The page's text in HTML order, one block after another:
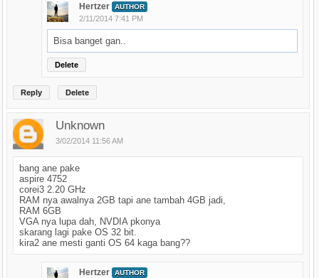
Hertzer AUTHOR
2/11/2014 7:41 PM
Bisa banget gan..
Delete
Reply Delete
Unknown
3/02/2014 11:56 AM
bang ane pake
aspire 4752
corei3 2.20 GHz
RAM nya awalnya 2GB tapi ane tambah 4GB jadi,
RAM 6GB
VGA nya lupa dah, NVDIA pkonya
skarang lagi pake OS 32 bit.
kira2 ane mesti ganti OS 64 kaga bang??
Hertzer AUTHOR